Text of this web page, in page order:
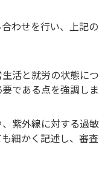
わせを行い、上記
活と就労の状態に
である点を強調しま
紫外線に対する過
細かく記述し、審